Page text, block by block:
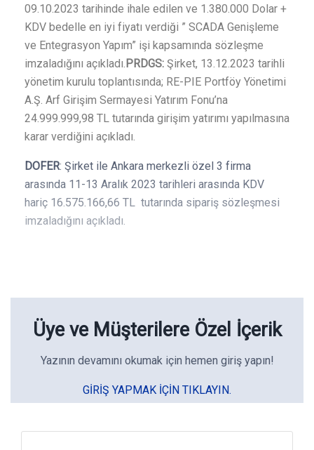
09.10.2023 tarihinde ihale edilen ve 1.380.000 Dolar +
KDV bedelle en iyi fiyatı verdiği ” SCADA Genişleme
ve Entegrasyon Yapım” işi kapsamında sözleşme
imzaladığını açıkladı.PRDGS: Şirket, 13.12.2023 tarihli
yönetim kurulu toplantısında; RE-PIE Portföy Yönetimi
A.Ş. Arf Girişim Sermayesi Yatırım Fonu’na
24.999.999,98 TL tutarında girişim yatırımı yapılmasına
karar verdiğini açıkladı.
DOFER: Şirket ile Ankara merkezli özel 3 firma
arasında 11-13 Aralık 2023 tarihleri arasında KDV
hariç 16.575.166,66 TL tutarında sipariş sözleşmesi
imzaladığını açıkladı.
Üye ve Müşterilere Özel İçerik
Yazının devamını okumak için hemen giriş yapın!
GIRIŞ YAPMAK IÇIN TIKLAYIN.